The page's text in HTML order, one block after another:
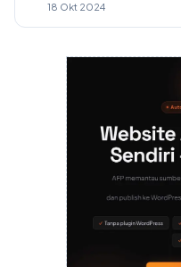
18 Okt 2024